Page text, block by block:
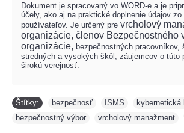
Dokument je spracovaný vo WORD-e a je
účely, ako aj na praktické doplnenie údajov zo
používateľov. Je určený pre vrcholový
organizácie, členov Bezpečnostného
organizácie, bezpečnostných pracovníkov,
stredných a vysokých škôl, záujemcov o túto
širokú verejnosť.
Štítky: bezpečnosť ISMS kybernetická
bezpečnostný výbor
vrcholový manažment